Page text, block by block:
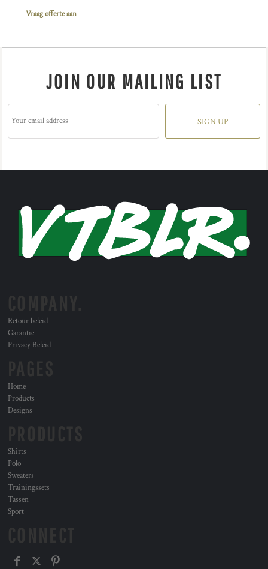
Vraag offerte aan
JOIN OUR MAILING LIST
SIGN UP
Retour beleid
Garantie
Privacy Beleid
Home
Products
Designs
Shirts
Polo
Sweaters
Trainingssets
Tassen
Sport